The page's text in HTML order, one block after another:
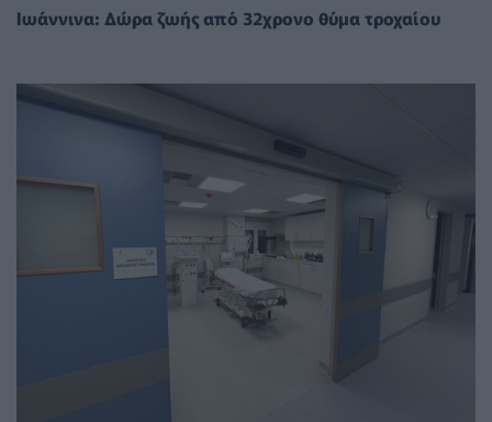
Ιωάννινα: Δώρα ζωής από 32χρονο θύμα τροχαίου